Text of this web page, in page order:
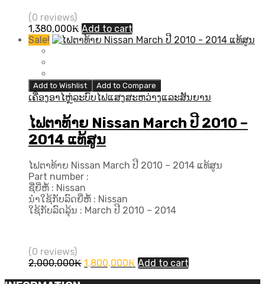
(0 reviews)
1,380,000₭ Add to cart
Sale!
Add to Wishlist Add to Compare
ເຄື່ອງອາໄຫຼ່ລະບົບໄຟແສງສະຫວ່າງແລະສັນຍານ
ໄຟຕາທ້າຍ Nissan March ປີ 2010 –
2014 ແທ້ສູນ
ໄຟຕາທ້າຍ Nissan March ປີ 2010 – 2014 ແທ້ສູນ
Part number :
ຊື່ຍີ່ຫໍ້ : Nissan
ນຳໃຊ້ກັບລົດຍີ່ຫໍ້ : Nissan
ໃຊ້ກັບລົດລຸ້ນ : March ປີ 2010 – 2014
(0 reviews)
2,000,000₭ Original
1,800,000₭ Current
Add to cart